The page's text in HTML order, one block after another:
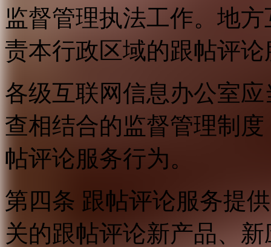
监督管理执法工作。地
责本行政区域的跟帖评
各级互联网信息办公室
查相结合的监督管理制
帖评论服务行为。
第四条 跟帖评论服务提
关的跟帖评论新产品、